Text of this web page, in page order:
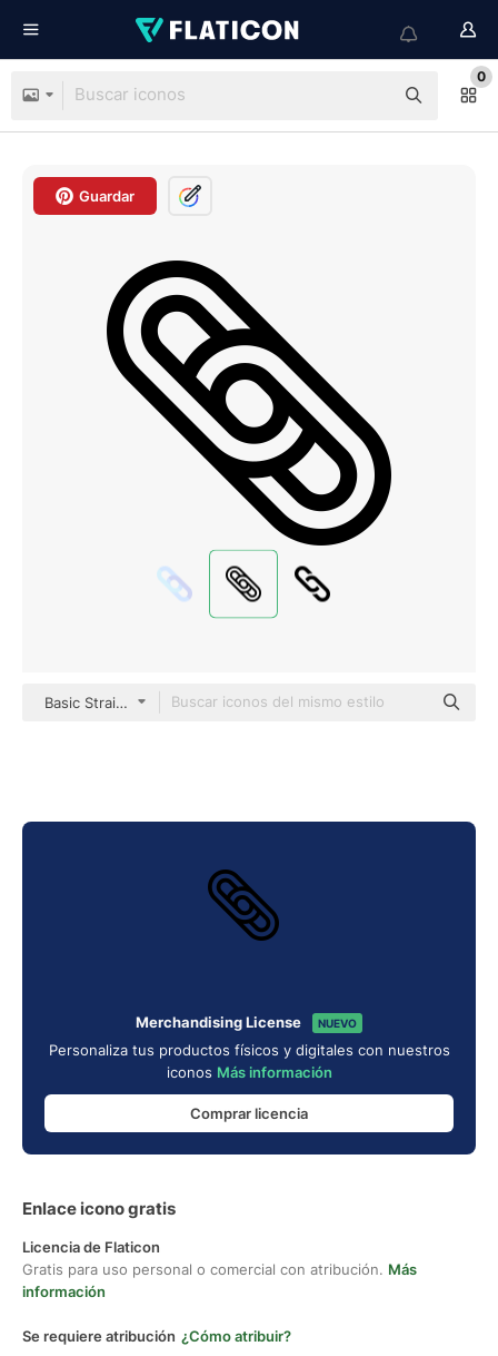
0
Guardar
Basic Straight Lineal
Merchandising License NUEVO
Personaliza tus productos físicos y digitales con nuestros
iconos Más información
Comprar licencia
Enlace icono gratis
Licencia de Flaticon
Gratis para uso personal o comercial con atribución. Más
información
Se requiere atribución ¿Cómo atribuir?